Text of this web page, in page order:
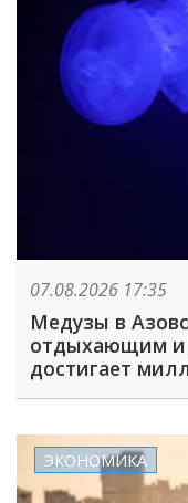
07.08.2026 17:35
Медузы в
отдыхающим и
достигает
ЭКОНОМИКА